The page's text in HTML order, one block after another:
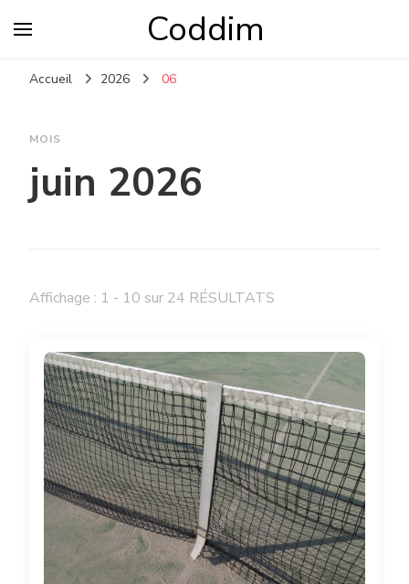
Coddim
Accueil 2026 06
MOIS
juin 2026
Affichage : 1 - 10 sur 24 RÉSULTATS